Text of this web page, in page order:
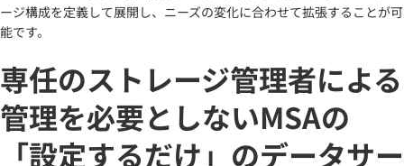
ージ構成を定義して展開し、ニーズの変化に合わせて拡張することが可
能です。
専任のストレージ管理者による
管理を必要としないMSAの
「設定するだけ」のデータサー